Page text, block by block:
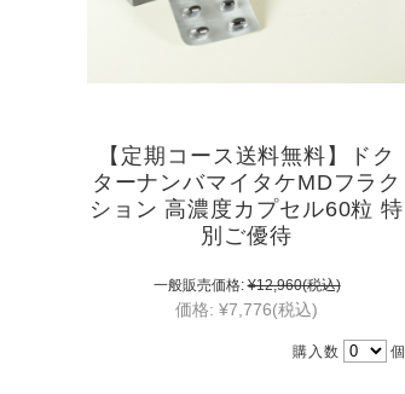
【定期コース送料無料】ドク
ターナンバマイタケMDフラク
ション 高濃度カプセル60粒 特
別ご優待
一般販売価格: ¥12,960(税込)
価格: ¥7,776(税込)
購入数 個